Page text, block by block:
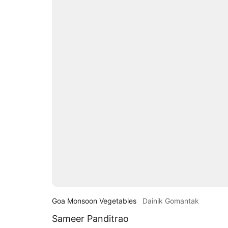
Goa Monsoon Vegetables Dainik Gomantak
Sameer Panditrao